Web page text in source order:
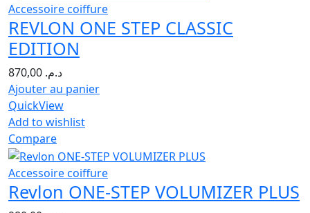
Accessoire coiffure
REVLON ONE STEP CLASSIC
EDITION
د.م.
Ajouter au panier
QuickView
Add to wishlist
Compare
Accessoire coiffure
Revlon ONE-STEP VOLUMIZER PLUS